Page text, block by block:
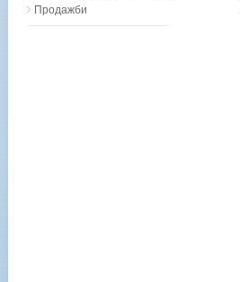
Продажби